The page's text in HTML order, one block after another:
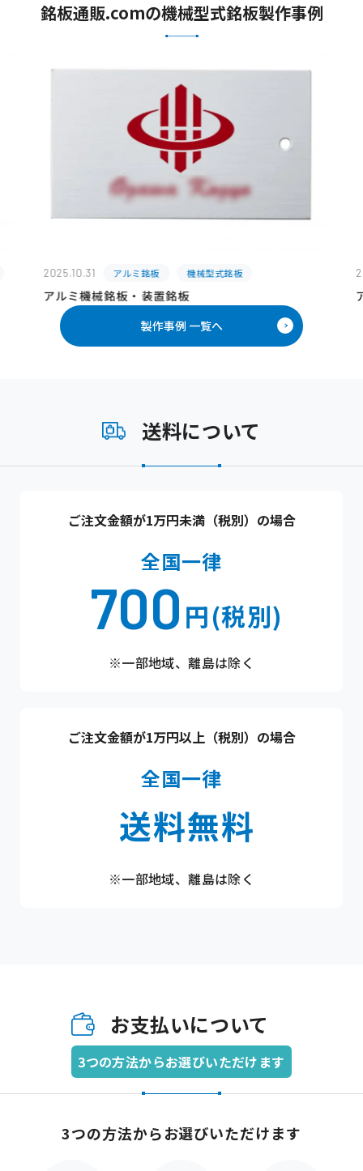
銘板通販.comの機械型式銘板製作事例
2025.10.31 アルミ銘板 機械型式銘板
アルミ機械銘板・装置銘板
製作事例 一覧へ
送料について
ご注文金額が1万円未満（税別）の場合
全国一律
700 円(税別)
※一部地域、離島は除く
ご注文金額が1万円以上（税別）の場合
全国一律
送料無料
※一部地域、離島は除く
お支払いについて
3つの方法からお選びいただけます
3つの方法からお選びいただけます